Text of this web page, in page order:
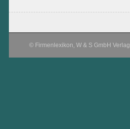
© Firmenlexikon, W & S GmbH Verlag